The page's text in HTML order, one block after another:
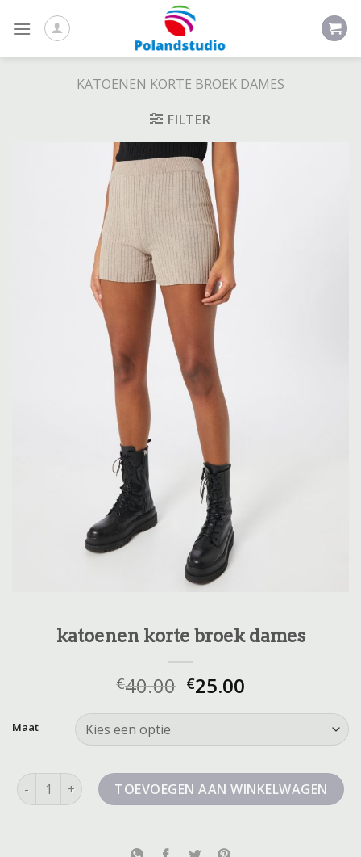
KATOENEN KORTE BROEK DAMES
FILTER
katoenen korte broek dames
€40.00 €25.00
Maat
katoenen korte broek dames aantal
TOEVOEGEN AAN WINKELWAGEN